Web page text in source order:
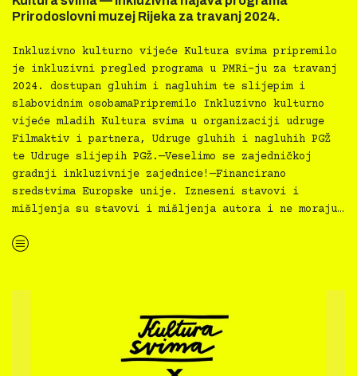
Prirodoslovni muzej Rijeka za travanj 2024.
Inkluzivno kulturno vijeće Kultura svima pripremilo
je inkluzivni pregled programa u PMRi-ju za travanj
2024. dostupan gluhim i nagluhim te slijepim i
slabovidnim osobamaPripremilo Inkluzivno kulturno
vijeće mladih Kultura svima u organizaciji udruge
Filmaktiv i partnera, Udruge gluhih i nagluhih PGŽ
te Udruge slijepih PGŽ.—Veselimo se zajedničkoj
gradnji inkluzivnije zajednice!—Financirano
sredstvima Europske unije. Izneseni stavovi i
mišljenja su stavovi i mišljenja autora i ne moraju…
“Kultura svima — inkluzivna najava programa Prirodoslovni muzej Rijeka za travanj 2024.”